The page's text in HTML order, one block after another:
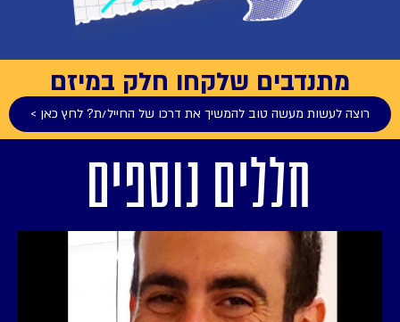
מתנדבים שלקחו חלק במיזם
רוצה לעשות מעשה טוב להמשיך את דרכו של החייל/ת? לחץ כאן >
חללים נוספים